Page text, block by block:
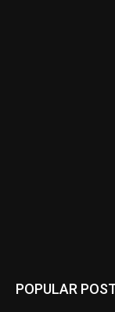
POPULAR